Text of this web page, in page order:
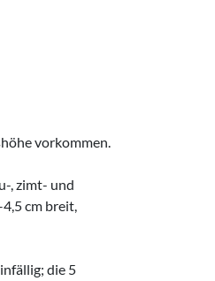
vorkommen.
, zimt- und
cm breit,
die 5